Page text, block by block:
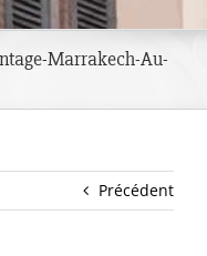
Marrakech-Au-
Précédent